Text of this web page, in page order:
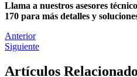
Llama a nuestros asesores
170 para más detalles y
Anterior
Siguiente
Artículos